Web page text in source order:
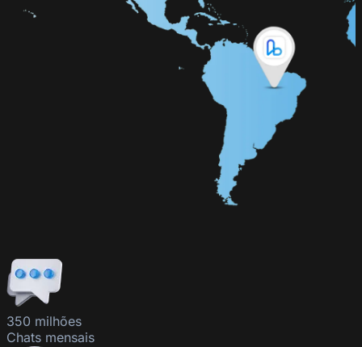
350 milhões
Chats mensais